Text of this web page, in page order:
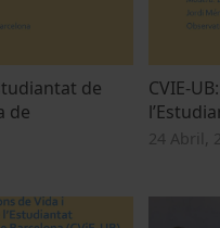
de
de
CVIE-
24 Abril,